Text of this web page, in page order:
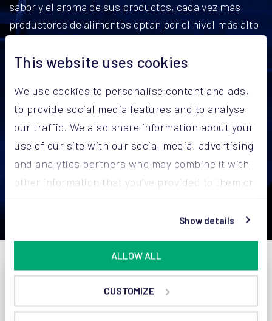
This website uses cookies
We use cookies to personalise content and ads,
to provide social media features and to analyse
our traffic. We also share information about your
use of our site with our social media, advertising
and analytics partners who may combine it with
other information that you’ve provided to them or
Show details
ALLOW ALL
CUSTOMIZE
sabor y el aroma de sus productos, cada vez más
productores de alimentos optan por el nivel más alto
Y teniendo esto en cuenta, no es de extrañar que
acaben en Arodo. Al fin y al cabo, con nosotros puede
elegir bolsas100% impermeables y herméticas.
Esto nos permite preservar las cualidades de sus
productos en polvo y garantizar la máxima
protección contra las influencias externas.